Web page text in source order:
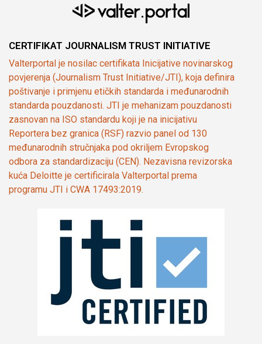
CERTIFIKAT JOURNALISM TRUST INITIATIVE
Valterportal je nosilac certifikata Inicijative novinarskog
povjerenja (Journalism Trust Initiative/JTI), koja definira
poštivanje i primjenu etičkih standarda i međunarodnih
standarda pouzdanosti. JTI je mehanizam pouzdanosti
zasnovan na ISO standardu koji je na inicijativu
Reportera bez granica (RSF) razvio panel od 130
međunarodnih stručnjaka pod okriljem Evropskog
odbora za standardizaciju (CEN). Nezavisna revizorska
kuća Deloitte je certificirala Valterportal prema
programu JTI i CWA 17493:2019.